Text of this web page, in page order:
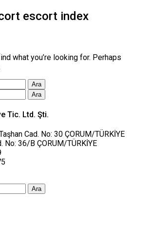
escort index
what you’re looking for. Perhaps
Tic. Ltd. Şti.
Cad. No: 30 ÇORUM/TÜRKİYE
No: 36/B ÇORUM/TÜRKİYE